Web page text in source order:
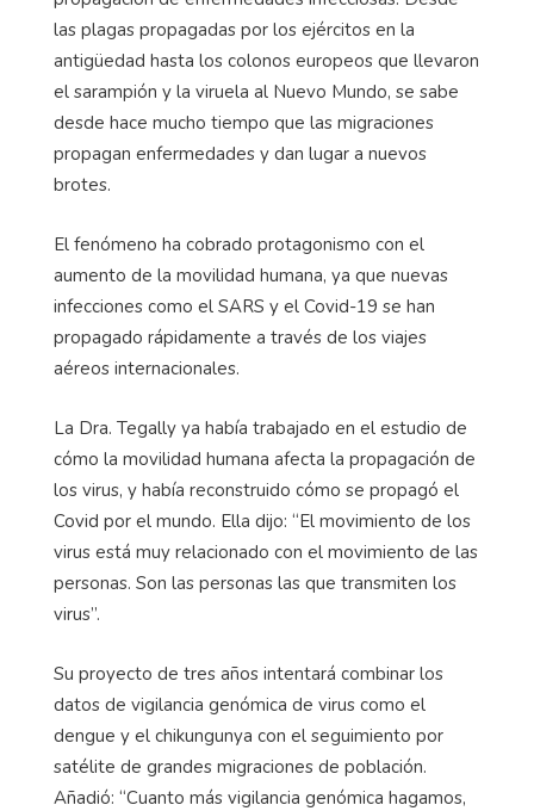
las plagas propagadas por los ejércitos en la
antigüedad hasta los colonos europeos que llevaron
el sarampión y la viruela al Nuevo Mundo, se sabe
desde hace mucho tiempo que las migraciones
propagan enfermedades y dan lugar a nuevos
brotes.
El fenómeno ha cobrado protagonismo con el
aumento de la movilidad humana, ya que nuevas
infecciones como el SARS y el Covid-19 se han
propagado rápidamente a través de los viajes
aéreos internacionales.
La Dra. Tegally ya había trabajado en el estudio de
cómo la movilidad humana afecta la propagación de
los virus, y había reconstruido cómo se propagó el
Covid por el mundo. Ella dijo: “El movimiento de los
virus está muy relacionado con el movimiento de las
personas. Son las personas las que transmiten los
virus”.
Su proyecto de tres años intentará combinar los
datos de vigilancia genómica de virus como el
dengue y el chikungunya con el seguimiento por
satélite de grandes migraciones de población.
Añadió: “Cuanto más vigilancia genómica hagamos,